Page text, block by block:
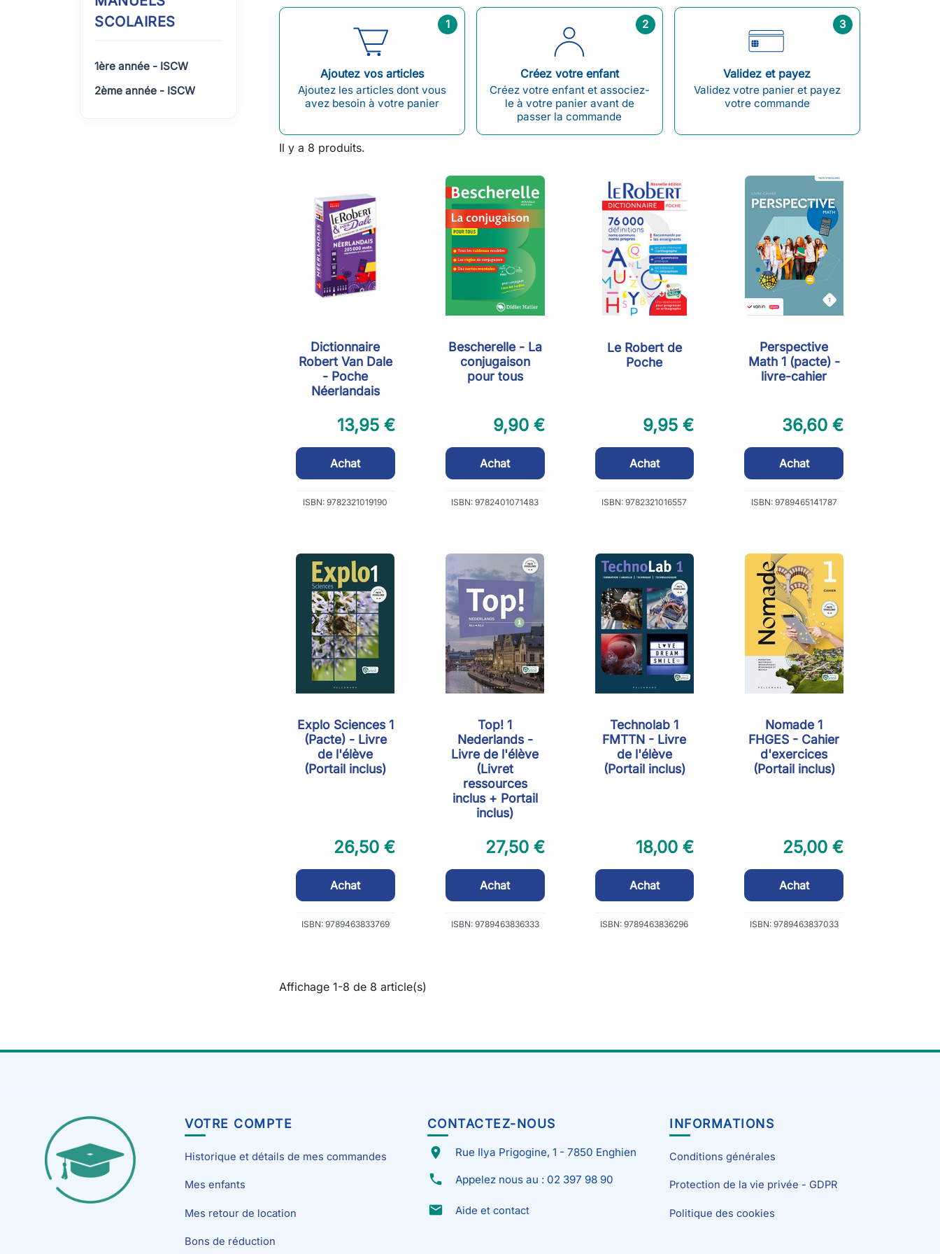
SCOLAIRES
1ère année - ISCW
2ème année - ISCW
1
Ajoutez vos articles
Ajoutez les articles dont vous
avez besoin à votre panier
2
Créez votre enfant
Créez votre enfant et associez-
le à votre panier avant de
passer la commande
3
Validez et payez
Validez votre panier et payez
votre commande
Il y a 8 produits.
Dictionnaire
Robert Van Dale
- Poche
Néerlandais
13,95 €
Achat
ISBN: 9782321019190
Bescherelle - La
conjugaison
pour tous
9,90 €
Achat
ISBN: 9782401071483
Le Robert de
Poche
9,95 €
Achat
ISBN: 9782321016557
Perspective
Math 1 (pacte) -
livre-cahier
36,60 €
Achat
ISBN: 9789465141787
Explo Sciences 1
(Pacte) - Livre
de l'élève
(Portail inclus)
26,50 €
Achat
ISBN: 9789463833769
Top! 1
Nederlands -
Livre de l'élève
(Livret
ressources
inclus + Portail
inclus)
27,50 €
Achat
ISBN: 9789463836333
Technolab 1
FMTTN - Livre
de l'élève
(Portail inclus)
18,00 €
Achat
ISBN: 9789463836296
Nomade 1
FHGES - Cahier
d'exercices
(Portail inclus)
25,00 €
Achat
ISBN: 9789463837033
Affichage 1-8 de 8 article(s)
VOTRE COMPTE
Historique et détails de mes commandes
Mes enfants
Mes retour de location
Bons de réduction
CONTACTEZ-NOUS
place Rue Ilya Prigogine, 1 - 7850 Enghien
phone Appelez nous au : 02 397 98 90
email Aide et contact
INFORMATIONS
Conditions générales
Protection de la vie privée - GDPR
Politique des cookies